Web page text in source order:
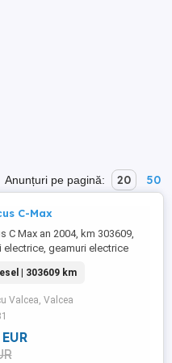
Anunțuri pe pagină: 20 50
C-Max
C Max an 2004, km 303609,
electrice, geamuri electrice
| 303609 km
Valcea, Valcea